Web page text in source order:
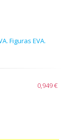
Figuras EVA.
0,949 €